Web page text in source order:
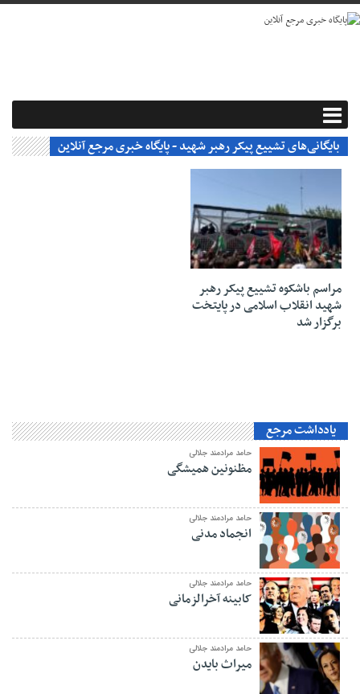
بایگانی‌های تشییع پیکر رهبر شهید - پایگاه خبری مرجع آنلاین
۱۶ تیر ۱۴۰۵
مراسم باشکوه تشییع پیکر رهبر
شهید انقلاب اسلامی در پایتخت
برگزار شد
یادداشت مرجع
حامد مرادمند جلالی
مظنونین همیشگی
حامد مرادمند جلالی
انجماد مدنی
حامد مرادمند جلالی
کابینه آخرالزمانی
حامد مرادمند جلالی
میراث بایدن